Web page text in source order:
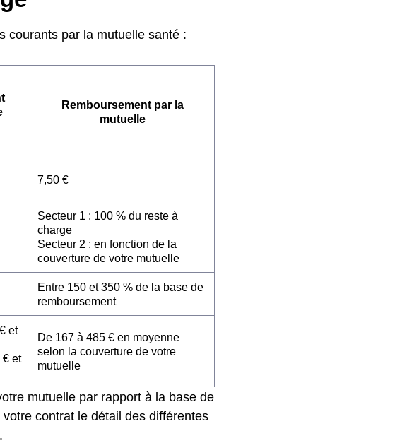
courants par la mutuelle santé :
Remboursement par la
mutuelle
7,50 €
Secteur 1 : 100 % du reste à
charge
Secteur 2 : en fonction de la
couverture de votre mutuelle
Entre 150 et 350 % de la base de
remboursement
et
€ et
De 167 à 485 € en moyenne
selon la couverture de votre
mutuelle
mutuelle par rapport à la base de
contrat le détail des différentes